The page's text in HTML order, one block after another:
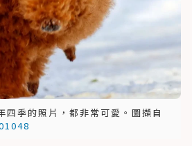
四季的照片，都非常可愛。圖擷自